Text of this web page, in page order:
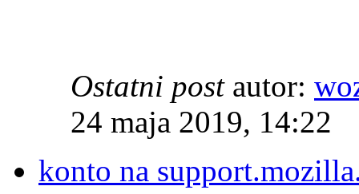
Ostatni post autor:
24 maja 2019, 14:22
konto na